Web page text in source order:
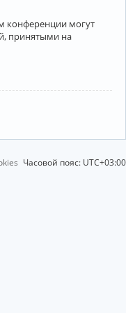
конференции могут
принятыми на
Часовой пояс: UTC+03:00